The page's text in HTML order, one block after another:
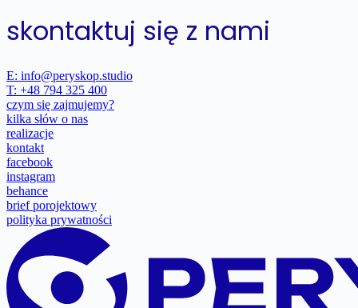
skontaktuj się z nami
E: info@peryskop.studio
T: +48 794 325 400
czym się zajmujemy?
kilka słów o nas
realizacje
kontakt
facebook
instagram
behance
brief porojektowy
polityka prywatności